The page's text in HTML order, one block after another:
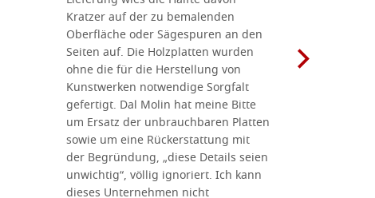
Kratzer auf der zu bemalenden
Oberfläche oder Sägespuren an den
Seiten auf. Die Holzplatten wurden
ohne die für die Herstellung von
Kunstwerken notwendige Sorgfalt
gefertigt. Dal Molin hat meine Bitte
um Ersatz der unbrauchbaren Platten
sowie um eine Rückerstattung mit
der Begründung, „diese Details seien
unwichtig“, völlig ignoriert. Ich kann
dieses Unternehmen nicht